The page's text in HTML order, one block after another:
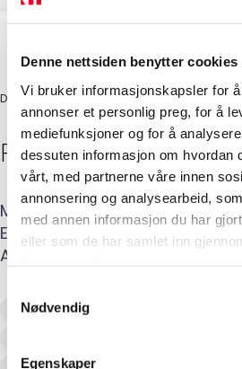
Denne nettsiden benytter cookies
Vi bruker informasjonskapsler for
annonser et personlig preg, for å
mediefunksjoner og for å
dessuten informasjon om hvordan
vårt, med partnerne våre innen
annonsering og analysearbeid,
med annen informasjon du har
eller som de har samlet inn
Nødvendig
Egenskaper
Medlemskap
Kurs og konferanser
Kompetanse
DAGLIG LEDER
Raymond Skare
Mobil: 976 71 158
E-post:
Adresse
, 5912
Verditaksering av bolig